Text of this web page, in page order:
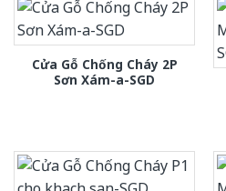
Cửa Gỗ Chống Cháy 2P
Sơn Xám-a-SGD